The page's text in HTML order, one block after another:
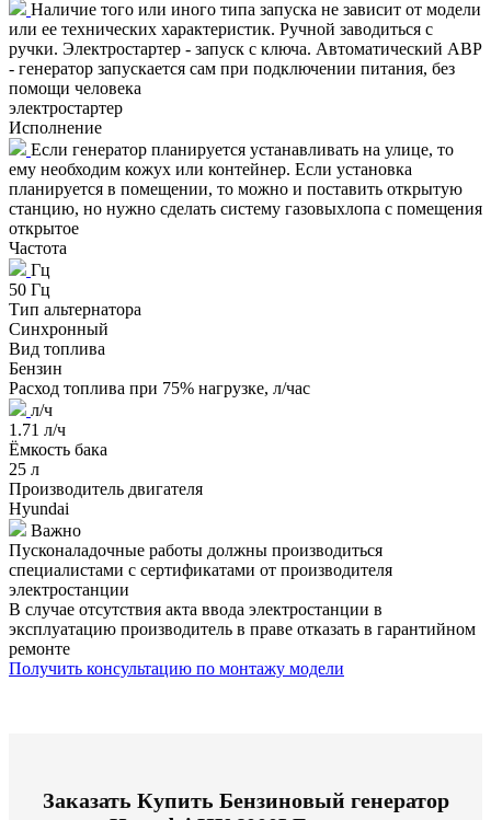
Наличие того или иного типа запуска не зависит от модели
или ее технических характеристик. Ручной заводиться с
ручки. Электростартер - запуск с ключа. Автоматический АВР
- генератор запускается сам при подключении питания, без
помощи человека
электростартер
Исполнение
Если генератор планируется устанавливать на улице, то
ему необходим кожух или контейнер. Если установка
планируется в помещении, то можно и поставить открытую
станцию, но нужно сделать систему газовыхлопа с помещения
открытое
Частота
Гц
50 Гц
Тип альтернатора
Синхронный
Вид топлива
Бензин
Расход топлива при 75% нагрузке, л/час
л/ч
1.71 л/ч
Ёмкость бака
25 л
Производитель двигателя
Hyundai
Важно
Пусконаладочные работы должны производиться
специалистами с сертификатами от производителя
электростанции
В случае отсутствия акта ввода электростанции в
эксплуатацию производитель в праве отказать в гарантийном
ремонте
Получить консультацию по монтажу модели
Заказать Купить Бензиновый генератор